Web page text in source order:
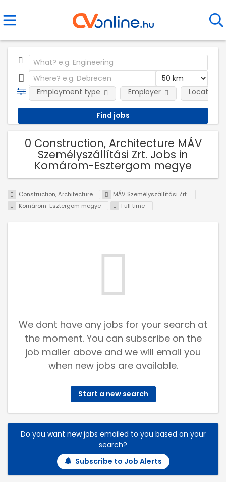
Employment type Employer Location
0 Construction, Architecture MÁV
Személyszállítási Zrt. Jobs in
Komárom-Esztergom megye
Construction, Architecture
MÁV Személyszállítási Zrt.
Komárom-Esztergom megye
Full time
We dont have any jobs for your search at
the moment. You can subscribe on the
job mailer above and we will email you
when new jobs are available.
Start a new search
Do you want new jobs emailed to you based on your
search?
Subscribe to Job Alerts